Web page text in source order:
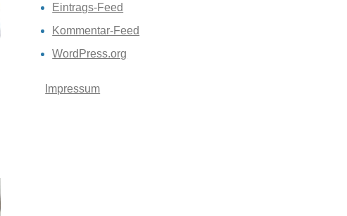
Eintrags-Feed
Kommentar-Feed
WordPress.org
Impressum